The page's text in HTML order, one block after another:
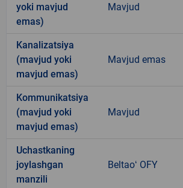
yoki mavjud
emas)
Mavjud
Kanalizatsiya
(mavjud yoki
mavjud emas)
Mavjud emas
Kommunikatsiya
(mavjud yoki
mavjud emas)
Mavjud
Uchastkaning
joylashgan
manzili
Beltaoʻ OFY